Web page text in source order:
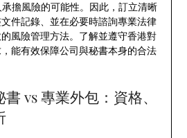
擔風險的可能性。因此，訂立清晰
件記錄、並在必要時諮詢專業法律
風險管理方法。了解並遵守香港對
能有效保障公司與秘書本身的合法
vs 專業外包：資格、